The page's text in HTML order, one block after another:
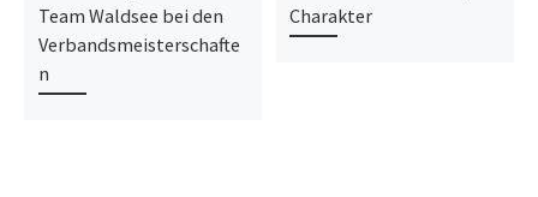
Team Waldsee bei den
Verbandsmeisterschafte
n
Charakter